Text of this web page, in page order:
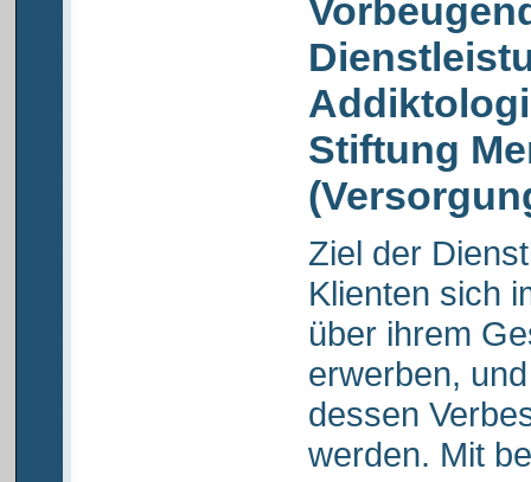
Stiftung
Ziel der
Klienten sich
über ihrem
erwerben,
dessen
werden. Mit